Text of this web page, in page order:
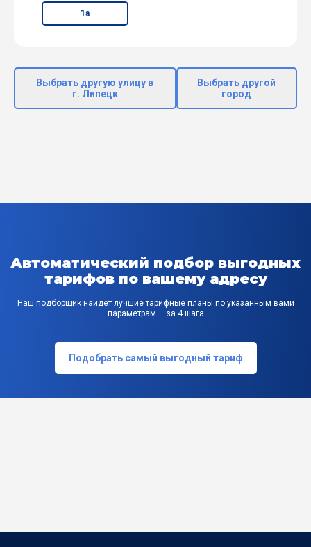
1а
Выбрать другую улицу в
г. Липецк
Выбрать другой
город
Автоматический подбор выгодных
тарифов по вашему адресу
Наш подборщик найдет лучшие тарифные планы по указанным вами
параметрам — за 4 шага
Подобрать самый выгодный тариф